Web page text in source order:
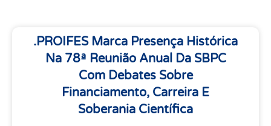
.PROIFES Marca Presença Histórica
Na 78ª Reunião Anual Da SBPC
Com Debates Sobre
Financiamento, Carreira E
Soberania Científica